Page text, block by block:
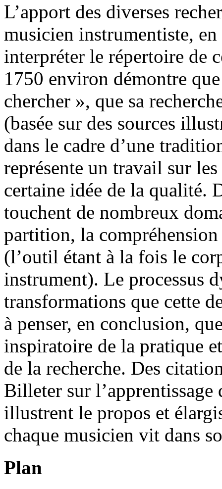
L’apport des diverses
musicien instrumentiste,
interpréter le répertoire de
1750 environ démontre
chercher », que sa
(basée sur des sources
dans le cadre d’une
représente un travail sur
certaine idée de la qualité.
touchent de nombreux
partition, la
(l’outil étant à la fois le
instrument). Le processus
transformations que cette
à penser, en conclusion,
inspiratoire de la pratique
de la recherche. Des
Billeter sur
illustrent le propos et
chaque musicien vit dans
Plan